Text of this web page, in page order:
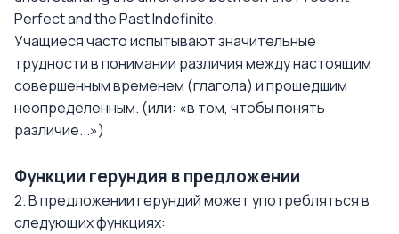
Perfect and the Past Indefinite.
Учащиеся часто испытывают значительные
трудности в понимании различия между настоящим
совершенным временем (глагола) и прошедшим
неопределенным. (или: «в том, чтобы понять
различие...»)
Функции герундия в предложении
2. В предложении герундий может употребляться в
следующих функциях: